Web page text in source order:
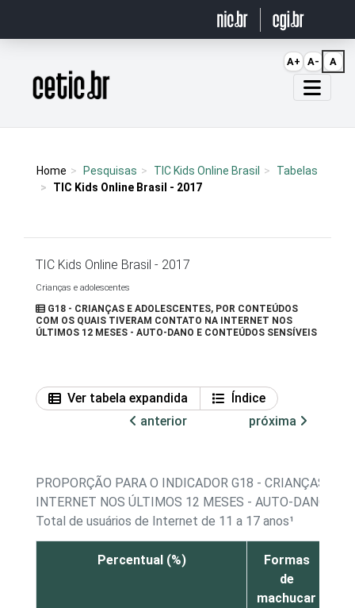
Página inicial
Home Pesquisas TIC Kids Online Brasil
Tabelas
TIC Kids Online Brasil - 2017
TIC Kids Online Brasil - 2017
Crianças e adolescentes
G18 - CRIANÇAS E ADOLESCENTES, POR CONTEÚDOS
COM OS QUAIS TIVERAM CONTATO NA INTERNET NOS
ÚLTIMOS 12 MESES - AUTO-DANO E CONTEÚDOS SENSÍVEIS
Ver tabela expandida
Índice
anterior
próxima
PROPORÇÃO PARA O INDICADOR G18 - CRIANÇAS E
INTERNET NOS ÚLTIMOS 12 MESES - AUTO-DANO E
Total de usuários de Internet de 11 a 17 anos¹
Percentual (%)
Formas
de
machucar
A+ A- A